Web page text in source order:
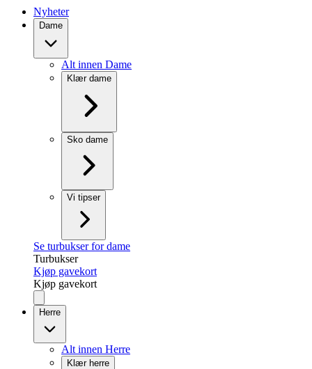
Nyheter
Dame
Alt innen Dame
Klær dame
Sko dame
Vi tipser
Se turbukser for dame
Turbukser
Kjøp gavekort
Kjøp gavekort
Herre
Alt innen Herre
Klær herre